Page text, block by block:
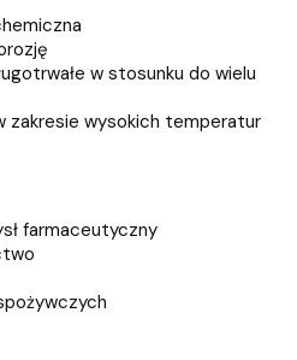
w stosunku do wielu
zakresie wysokich temperatur
farmaceutyczny